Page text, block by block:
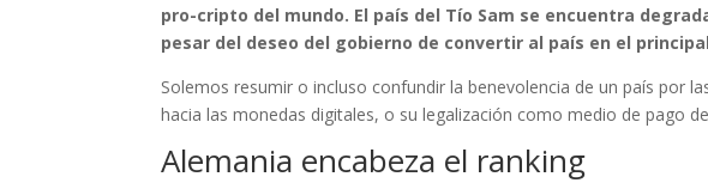
pro-cripto del mundo. El país del Tío Sam se encuentra
pesar del deseo del gobierno de convertir al país en el
Solemos resumir o incluso confundir la benevolencia de un país por
hacia las monedas digitales, o su legalización como medio de pago
Alemania encabeza el ranking